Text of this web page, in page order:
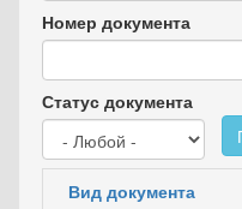
Номер документа
Статус документа
Вид документа